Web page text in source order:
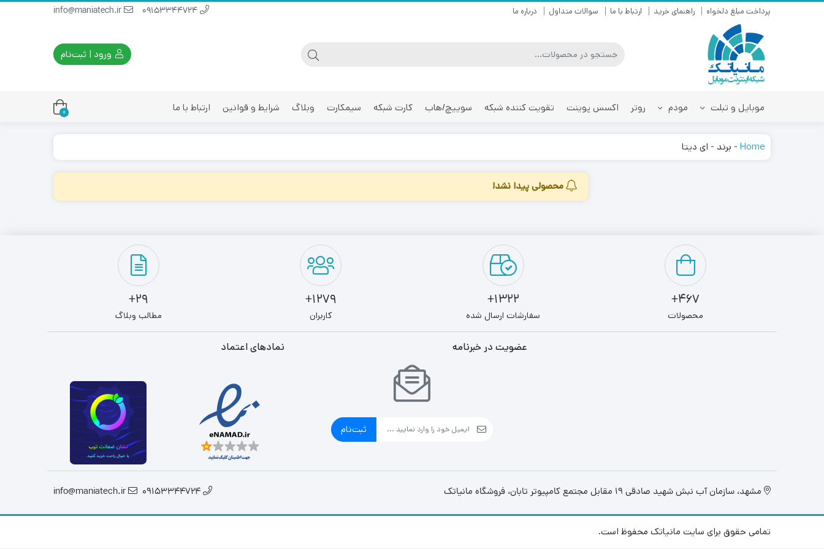
پرداخت مبلغ دلخواه راهنمای خرید ارتباط با ما سوالات متداول درباره ما
ورود | ثبت‌نام
موبایل و تبلت مودم روتر اکسس پوینت تقویت کننده شبکه سوییچ/هاب کارت شبکه سیمکارت وبلاگ شرایط و قوانین ارتباط با ما 0
Home
- برند - ای دیتا
محصولی پیدا نشد!
467+
محصولات
1322+
سفارشات ارسال شده
1279+
کاربران
29+
مطالب وبلاگ
عضویت در خبرنامه
ثبت‌نام
نمادهای اعتماد
مشهد، سازمان آب نبش شهید صادقی 19 مقابل مجتمع کامپیوتر تابان، فروشگاه مانیاتک 09153344724
info@maniatech.ir
تمامی حقوق برای سایت مانیاتک محفوظ است.